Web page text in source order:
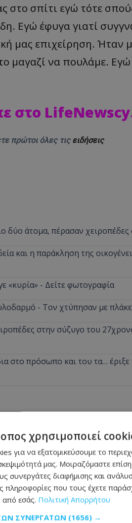
σπίτι εγώ τότε
Εγώ έφυγα γιατί
μας επιχείρηση. Ήταν
μαγαζί να πουλάμε.
στο
πρώτοι όλες τις ειδήσεις
δύο άτομα, πέρασαν
και η παράκληση της
«κυρία» - Δείτε φωτογραφία
- Τον χτύπησαν με
στην σύζυγο του
στο πρόσωπο και του τα… έριξε
χρησιμοποιεί
για να εξατομικεύσουμε το
μας. Μοιραζόμαστε
συνεργάτες διαφήμισης και
πληροφορίες που τους έχετε
εσάς. Πολιτική Απορρήτου
ΣΥΝΕΡΓΑΤΏΝ (1656) →